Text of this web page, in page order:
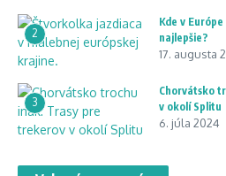
2
Kde v
najlepšie?
17. augusta
3
Chorvátsko
v okolí Splitu
6. júla 2024